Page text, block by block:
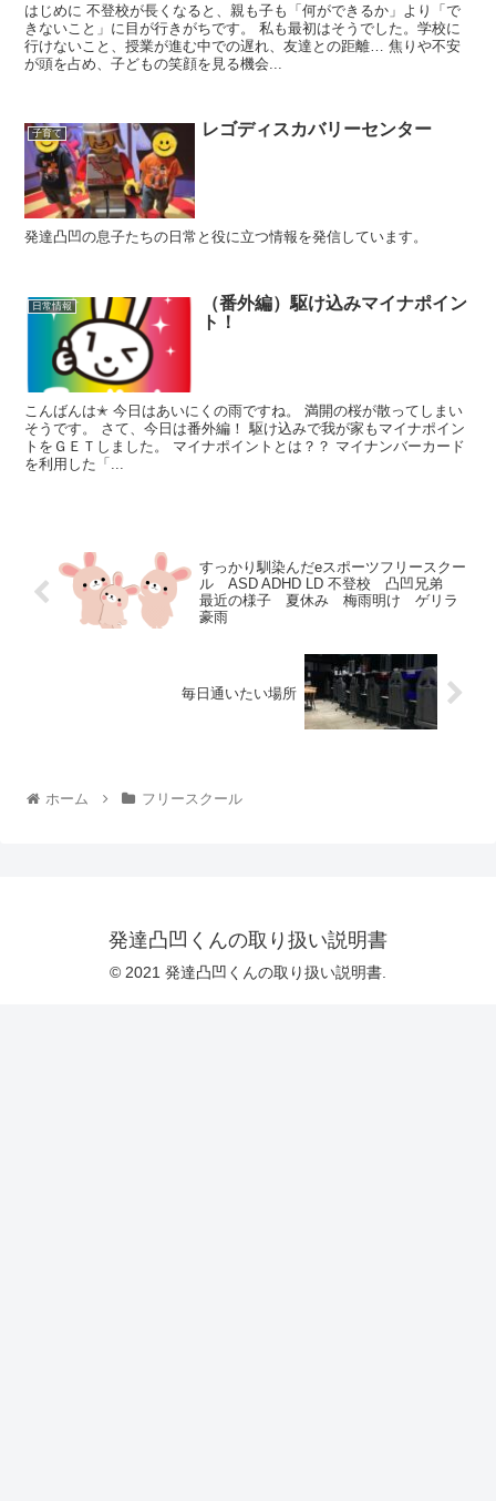
はじめに 不登校が長くなると、親も子も「何ができるか」より「で
きないこと」に目が行きがちです。 私も最初はそうでした。学校に
行けないこと、授業が進む中での遅れ、友達との距離… 焦りや不安
が頭を占め、子どもの笑顔を見る機会...
子育て レゴディスカバリーセンター
発達凸凹の息子たちの日常と役に立つ情報を発信しています。
日常情報
（番外編）駆け込みマイナポイン
ト！
こんばんは✭ 今日はあいにくの雨ですね。 満開の桜が散ってしまい
そうです。 さて、今日は番外編！ 駆け込みで我が家もマイナポイン
トをＧＥＴしました。 マイナポイントとは？？ マイナンバーカード
を利用した「...
すっかり馴染んだeスポーツフリースクー
ル ASD ADHD LD 不登校 凸凹兄弟
最近の様子 夏休み 梅雨明け ゲリラ
豪雨
毎日通いたい場所
ホーム フリースクール
発達凸凹くんの取り扱い説明書
© 2021 発達凸凹くんの取り扱い説明書.